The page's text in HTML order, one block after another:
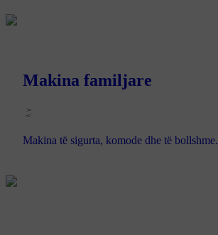
Makina familjare
Makina të sigurta, komode dhe të bollshme.